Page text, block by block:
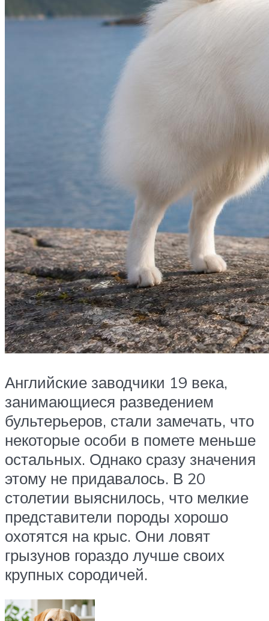
Английские заводчики 19 века,
занимающиеся разведением
бультерьеров, стали замечать, что
некоторые особи в помете меньше
остальных. Однако сразу значения
этому не придавалось. В 20
столетии выяснилось, что мелкие
представители породы хорошо
охотятся на крыс. Они ловят
грызунов гораздо лучше своих
крупных сородичей.